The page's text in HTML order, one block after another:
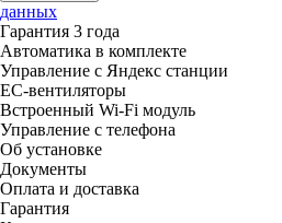
данных
Гарантия 3 года
Автоматика в комплекте
Управление с Яндекс станции
ЕС-вентиляторы
Встроенный Wi-Fi модуль
Управление с телефона
Об установке
Документы
Оплата и доставка
Гарантия